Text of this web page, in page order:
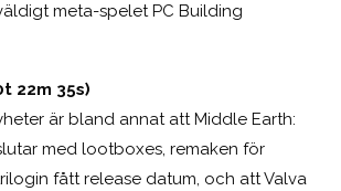
meta-spelet PC Building
22m 35s)
är bland annat att Middle Earth:
med lootboxes, remaken för
fått release datum, och att Valva